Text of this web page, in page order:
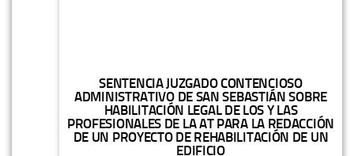
SENTENCIA JUZGADO CONTENCIOSO
ADMINISTRATIVO DE SAN SEBASTIÁN SOBRE
HABILITACIÓN LEGAL DE LOS Y LAS
PROFESIONALES DE LA AT PARA LA REDACCIÓN
DE UN PROYECTO DE REHABILITACIÓN DE UN
EDIFICIO